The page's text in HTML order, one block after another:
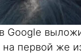
Google
на первой же